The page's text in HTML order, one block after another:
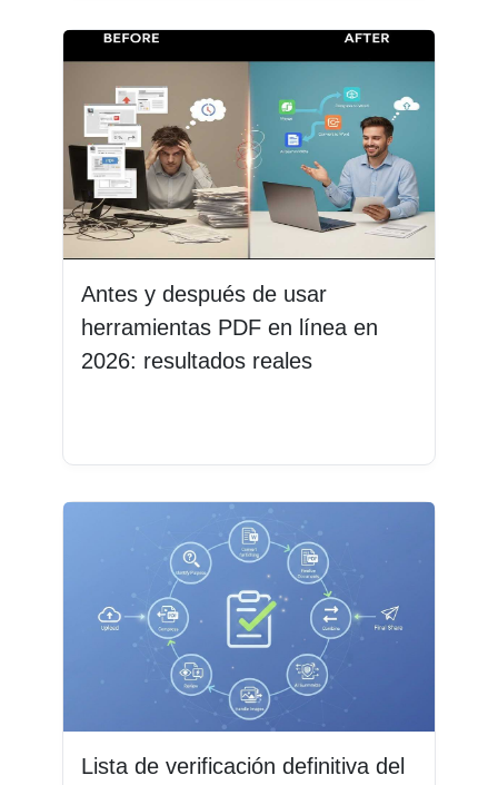
Antes y después de usar
herramientas PDF en línea en
2026: resultados reales
Lista de verificación definitiva del